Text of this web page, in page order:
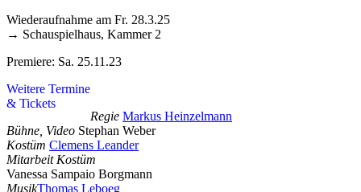
Wiederaufnahme am Fr. 28.3.25
→ Schauspielhaus, Kammer 2
Premiere: Sa. 25.11.23
Weitere Termine
& Tickets
Regie Markus Heinzelmann
Bühne, Video Stephan Weber
Kostüm Clemens Leander
Mitarbeit Kostüm
Vanessa Sampaio Borgmann
MusikThomas Leboeg